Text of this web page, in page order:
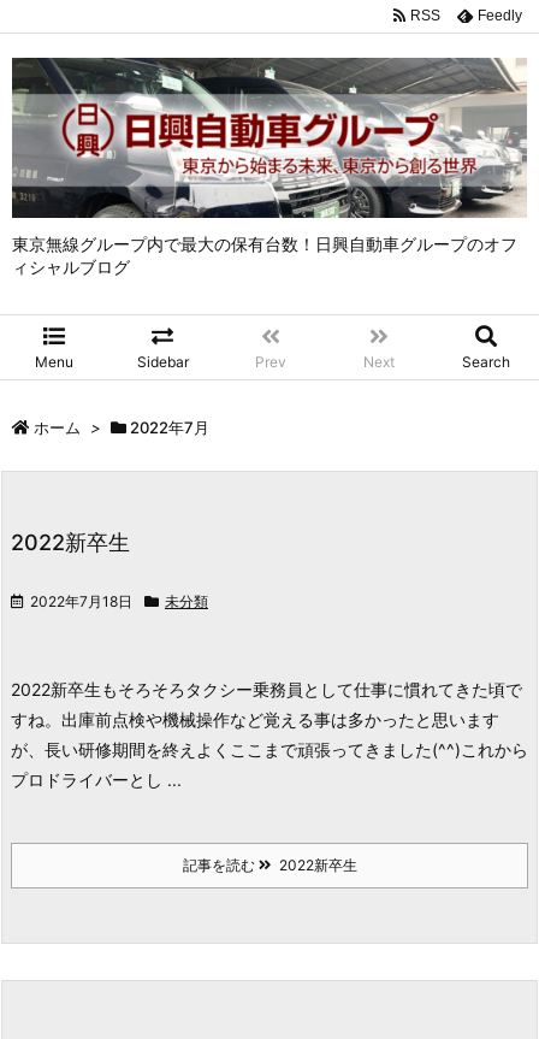
東京無線グループ内で最大の保有台数！日興自動車グループのオフ
ィシャルブログ
Menu Sidebar Prev Next Search
RSS Feedly
ホーム > 2022年7月
2022新卒生
2022年7月18日 未分類
2022新卒生もそろそろタクシー乗務員として仕事に慣れてきた頃で
すね。 出庫前点検や機械操作など覚える事は多かったと思います
が、長い研修期間を終えよくここまで頑張ってきました(^^)これから
プロドライバーとし ...
記事を読む 2022新卒生